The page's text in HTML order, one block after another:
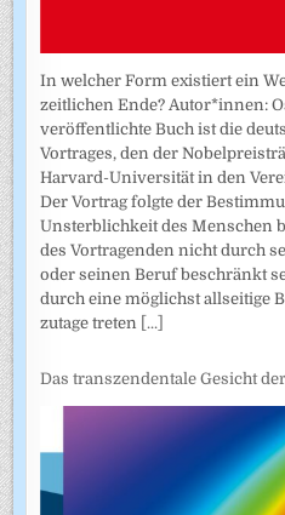
In welcher Form existiert ein
zeitlichen Ende? Autor*innen:
veröffentlichte Buch ist die
Vortrages, den der
Harvard-Universität in den
Der Vortrag folgte der
Unsterblichkeit des Menschen
des Vortragenden nicht durch
oder seinen Beruf beschränkt
durch eine möglichst allseitige
zutage treten [...]
Das transzendentale Gesicht